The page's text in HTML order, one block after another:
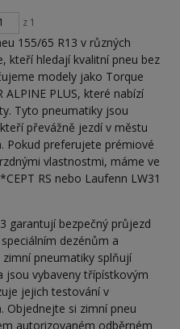
z 1
155/65 R13 v různých
kteří hledají kvalitní pneu bez
modely jako Torque
ALPINE PLUS, které nabízí
Tyto pneumatiky jsou
převážně jezdí v městu
Pokud preferujete prémiové
vlastnostmi, máme ve
RS nebo Laufenn LW31
garantují bezpečný průjezd
dezénům a
pneumatiky splňují
jsou vybaveny třípístkovým
jejich testování v
Objednejte si zimní pneu
autorizovaném odběrném